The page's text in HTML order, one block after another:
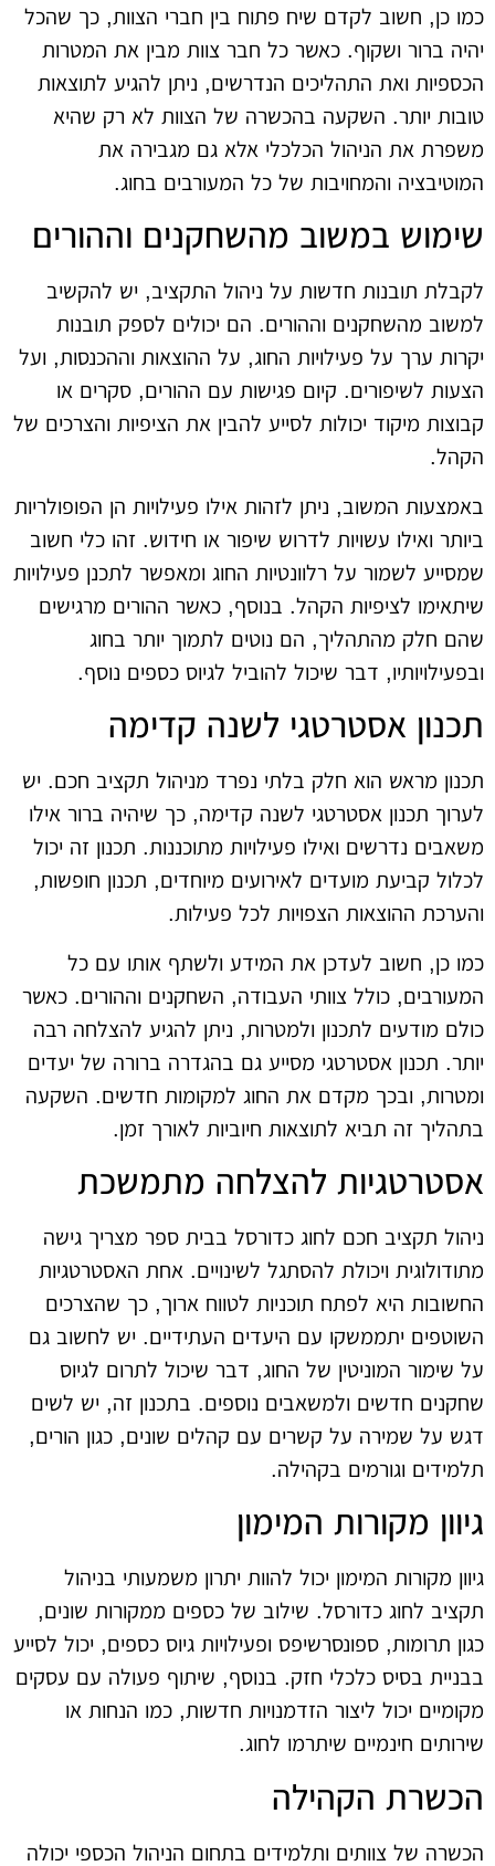
כמו כן, חשוב לקדם שיח פתוח בין חברי הצוות, כך שהכל
יהיה ברור ושקוף. כאשר כל חבר צוות מבין את המטרות
הכספיות ואת התהליכים הנדרשים, ניתן להגיע לתוצאות
טובות יותר. השקעה בהכשרה של הצוות לא רק שהיא
משפרת את הניהול הכלכלי אלא גם מגבירה את
המוטיבציה והמחויבות של כל המעורבים בחוג.
שימוש במשוב מהשחקנים וההורים
לקבלת תובנות חדשות על ניהול התקציב, יש להקשיב
למשוב מהשחקנים וההורים. הם יכולים לספק תובנות
יקרות ערך על פעילויות החוג, על ההוצאות וההכנסות, ועל
הצעות לשיפורים. קיום פגישות עם ההורים, סקרים או
קבוצות מיקוד יכולות לסייע להבין את הציפיות והצרכים של
הקהל.
באמצעות המשוב, ניתן לזהות אילו פעילויות הן הפופולריות
ביותר ואילו עשויות לדרוש שיפור או חידוש. זהו כלי חשוב
שמסייע לשמור על רלוונטיות החוג ומאפשר לתכנן פעילויות
שיתאימו לציפיות הקהל. בנוסף, כאשר ההורים מרגישים
שהם חלק מהתהליך, הם נוטים לתמוך יותר בחוג
ובפעילויותיו, דבר שיכול להוביל לגיוס כספים נוסף.
תכנון אסטרטגי לשנה קדימה
תכנון מראש הוא חלק בלתי נפרד מניהול תקציב חכם. יש
לערוך תכנון אסטרטגי לשנה קדימה, כך שיהיה ברור אילו
משאבים נדרשים ואילו פעילויות מתוכננות. תכנון זה יכול
לכלול קביעת מועדים לאירועים מיוחדים, תכנון חופשות,
והערכת ההוצאות הצפויות לכל פעילות.
כמו כן, חשוב לעדכן את המידע ולשתף אותו עם כל
המעורבים, כולל צוותי העבודה, השחקנים וההורים. כאשר
כולם מודעים לתכנון ולמטרות, ניתן להגיע להצלחה רבה
יותר. תכנון אסטרטגי מסייע גם בהגדרה ברורה של יעדים
ומטרות, ובכך מקדם את החוג למקומות חדשים. השקעה
בתהליך זה תביא לתוצאות חיוביות לאורך זמן.
אסטרטגיות להצלחה מתמשכת
ניהול תקציב חכם לחוג כדורסל בבית ספר מצריך גישה
מתודולוגית ויכולת להסתגל לשינויים. אחת האסטרטגיות
החשובות היא לפתח תוכניות לטווח ארוך, כך שהצרכים
השוטפים יתממשקו עם היעדים העתידיים. יש לחשוב גם
על שימור המוניטין של החוג, דבר שיכול לתרום לגיוס
שחקנים חדשים ולמשאבים נוספים. בתכנון זה, יש לשים
דגש על שמירה על קשרים עם קהלים שונים, כגון הורים,
תלמידים וגורמים בקהילה.
גיוון מקורות המימון
גיוון מקורות המימון יכול להוות יתרון משמעותי בניהול
תקציב לחוג כדורסל. שילוב של כספים ממקורות שונים,
כגון תרומות, ספונסרשיפס ופעילויות גיוס כספים, יכול לסייע
בבניית בסיס כלכלי חזק. בנוסף, שיתוף פעולה עם עסקים
מקומיים יכול ליצור הזדמנויות חדשות, כמו הנחות או
שירותים חינמיים שיתרמו לחוג.
הכשרת הקהילה
הכשרה של צוותים ותלמידים בתחום הניהול הכספי יכולה